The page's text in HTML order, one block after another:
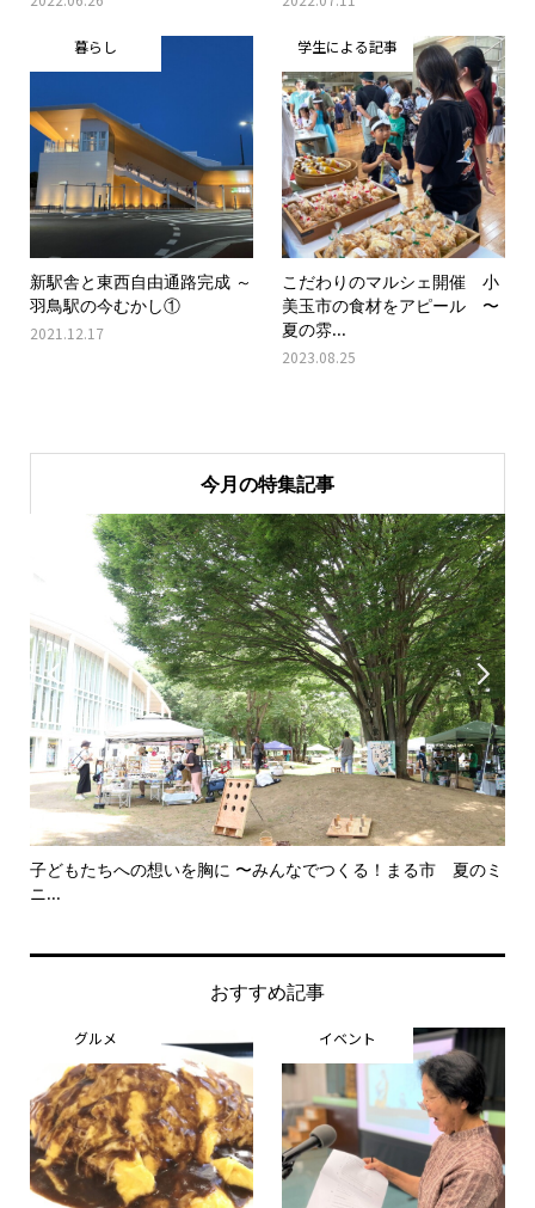
暮らし
新駅舎と東西自由通路完成 ～
羽鳥駅の今むかし①
2021.12.17
学生による記事
こだわりのマルシェ開催 小
美玉市の食材をアピール 〜
夏の雰...
2023.08.25
今月の特集記事

子どもたちへの想いを胸に 〜みんなでつくる！まる市 夏のミ
ニ...

おすすめ記事
グルメ イベント